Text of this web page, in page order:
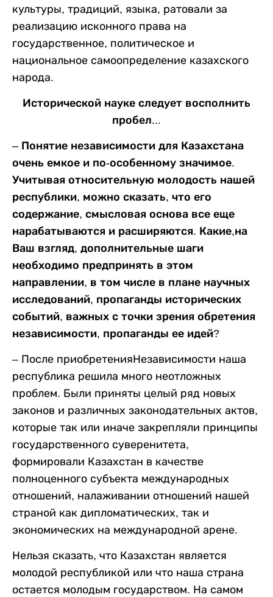
культуры, традиций, языка, ратовали за
реализацию исконного права на
государственное, политическое и
национальное самоопределение казахского
народа.
Исторической науке следует восполнить
пробел...
– Понятие независимости для Казахстана
очень емкое и по-особенному значимое.
Учитывая относительную молодость нашей
республики, можно сказать, что его
содержание, смысловая основа все еще
нарабатываются и расширяются. Какие,на
Ваш взгляд, дополнительные шаги
необходимо предпринять в этом
направлении, в том числе в плане научных
исследований, пропаганды исторических
событий, важных с точки зрения обретения
независимости, пропаганды ее идей?
– После приобретенияНезависимости наша
республика решила много неотложных
проблем. Были приняты целый ряд новых
законов и различных законодательных актов,
которые так или иначе закрепляли принципы
государственного суверенитета,
формировали Казахстан в качестве
полноценного субъекта международных
отношений, налаживании отношений нашей
страной как дипломатических, так и
экономических на международной арене.
Нельзя сказать, что Казахстан является
молодой республикой или что наша страна
остается молодым государством. На самом